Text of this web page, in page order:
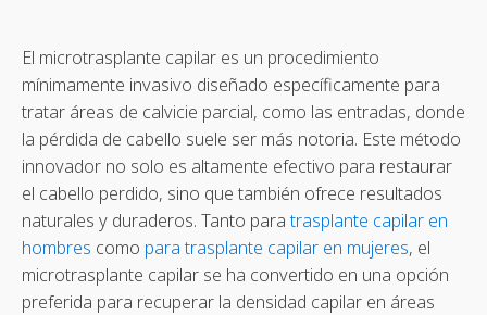
El microtrasplante capilar es un procedimiento
mínimamente invasivo diseñado específicamente para
tratar áreas de calvicie parcial, como las entradas, donde
la pérdida de cabello suele ser más notoria. Este método
innovador no solo es altamente efectivo para restaurar
el cabello perdido, sino que también ofrece resultados
naturales y duraderos. Tanto paratrasplante capilar en
hombres como para trasplante capilar en mujeres, el
microtrasplante capilar se ha convertido en una opción
preferida para recuperar la densidad capilar en áreas